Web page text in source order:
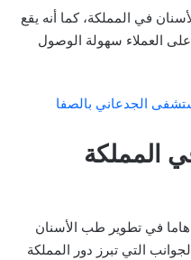
في المملكة، كما أنه يقع
العملاء سهولة الوصول
الجدعاني بالصفا
المملكة
هاما في تطوير طب الأسنان
التي تبرز دور المملكة